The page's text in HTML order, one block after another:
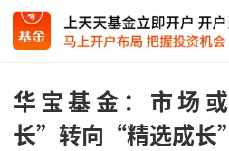
华宝基金：市场
长”转向“精选成长”